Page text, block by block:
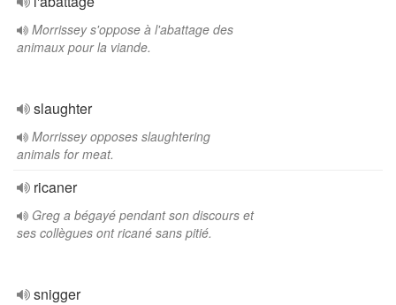
Morrissey s'oppose à l'abattage des
animaux pour la viande.
slaughter
Morrissey opposes slaughtering
animals for meat.
ricaner
Greg a bégayé pendant son discours et
ses collègues ont ricané sans pitié.
snigger